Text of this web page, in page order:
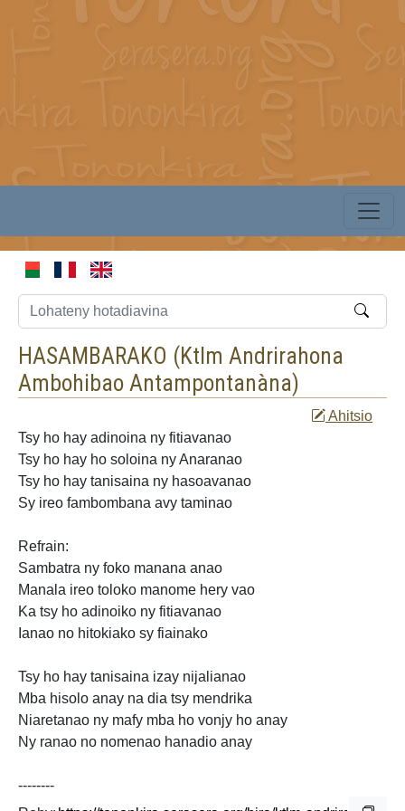
HASAMBARAKO (Ktlm Andrirahona
Ambohibao Antampontanàna)
Ahitsio
Tsy ho hay adinoina ny fitiavanao
Tsy ho hay ho soloina ny Anaranao
Tsy ho hay tanisaina ny hasoavanao
Sy ireo fambombana avy taminao
Refrain:
Sambatra ny foko manana anao
Manala ireo toloko manome hery vao
Ka tsy ho adinoiko ny fitiavanao
Ianao no hitokiako sy fiainako
Tsy ho hay tanisaina izay nijalianao
Mba hisolo anay na dia tsy mendrika
Niaretanao ny mafy mba ho vonjy ho anay
Ny ranao no nomenao hanadio anay
--------